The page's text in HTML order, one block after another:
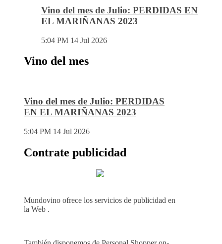
Vino del mes de Julio: PERDIDAS EN
EL MARIÑANAS 2023
5:04 PM 14 Jul 2026
Vino del mes
Vino del mes de Julio: PERDIDAS
EN EL MARIÑANAS 2023
5:04 PM 14 Jul 2026
Contrate publicidad
Mundovino ofrece los servicios de publicidad en
la Web .